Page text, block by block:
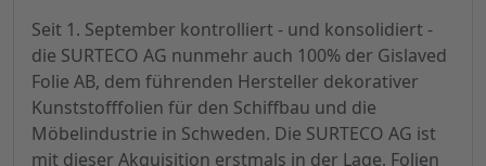
Seit 1. September kontrolliert - und konsolidiert -
die SURTECO AG nunmehr auch 100% der Gislaved
Folie AB, dem führenden Hersteller dekorativer
Kunststofffolien für den Schiffbau und die
Möbelindustrie in Schweden. Die SURTECO AG ist
mit dieser Akquisition erstmals in der Lage, Folien